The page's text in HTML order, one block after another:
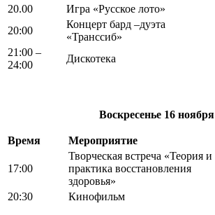
20.00
Игра «Русское лото»
20:00
Концерт бард –дуэта
«Транссиб»
21:00 –
24:00
Дискотека
Воскресенье16 ноября
Время Мероприятие
17:00
Творческая встреча «Теория и
практика восстановления
здоровья»
20:30 Кинофильм